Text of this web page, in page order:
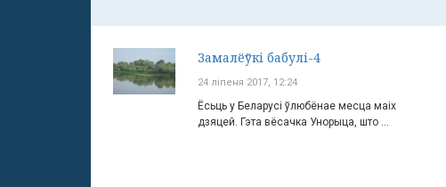
Замалёўкі бабулі-4
24 ліпеня 2017, 12:24
Ёсьць у Беларусі ўлюбёнае месца маіх
дзяцей. Гэта вёсачка Унорыца, што ...